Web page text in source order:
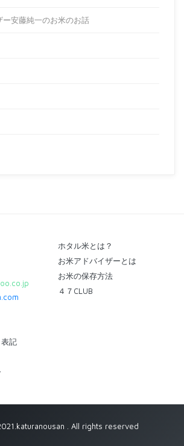
ー安藤純一のお米のお話
ホタル米とは？
お米アドバイザーとは
お米の保存方法
４７CLUB
記
. All rights reserved